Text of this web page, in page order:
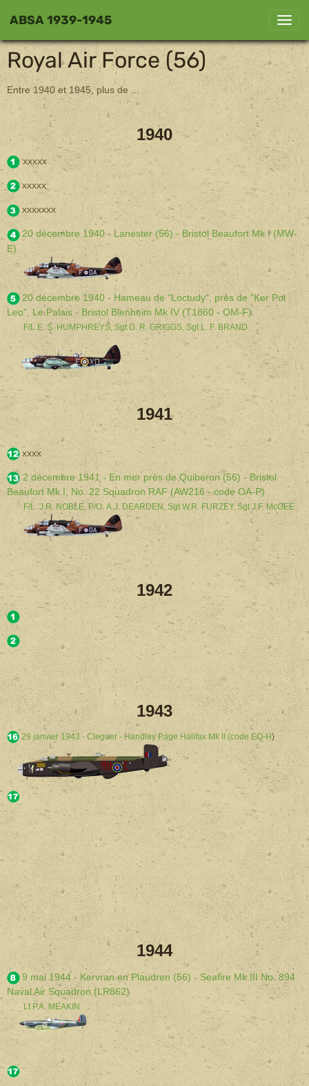
ABSA 1939-1945
Royal Air Force (56)
Entre 1940 et 1945, plus de ...
1940
xxxxx
xxxxx
xxxxxxx
20 décembre 1940 - Lanester (56) - Bristol Beaufort Mk I (MW-
E)
20 décembre 1940 - Hameau de "Loctudy", près de "Ker Pol
Leo", Le Palais - Bristol Blenheim Mk IV (T1860 - OM-F)
F/L E. S. HUMPHREYS, Sgt G. R. GRIGGS, Sgt L. F. BRAND
1941
xxxx
2 décembre 1941 - En mer près de Quiberon (56) - Bristol
Beaufort Mk I, No. 22 Squadron RAF (AW216 - code OA-P)
F/L. J.R. NOBLE, P/O. A.J. DEARDEN, Sgt W.R. FURZEY, Sgt J.F. McGEE
1942
1943
29 janvier 1943 - Cleguer - Handley Page Halifax Mk II (code EQ-H)
1944
9 mai 1944 - Kervran en Plaudren (56) - Seafire Mk III No. 894
Naval Air Squadron (LR862)
Lt P.A. MEAKIN